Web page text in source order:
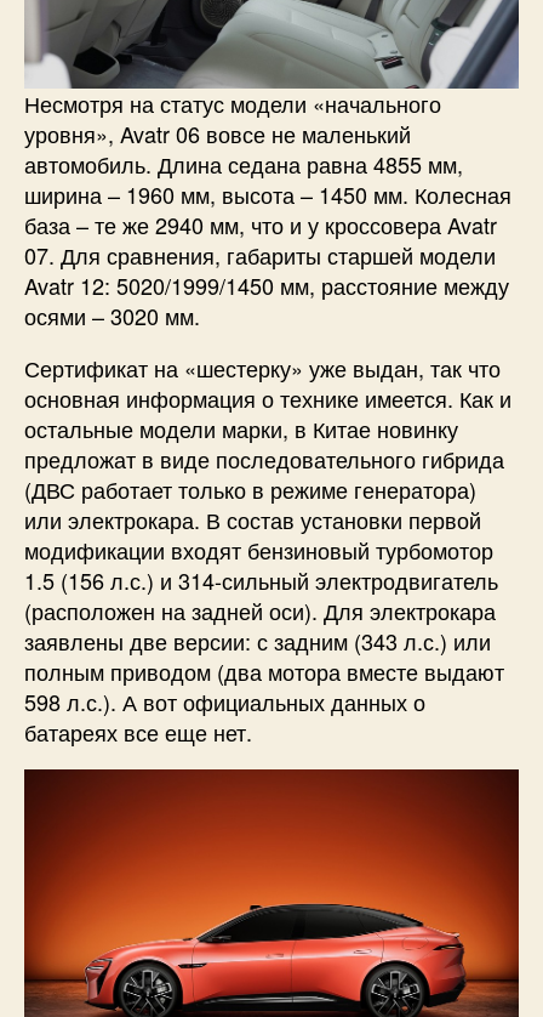
Несмотря на статус модели «начального
уровня», Avatr 06 вовсе не маленький
автомобиль. Длина седана равна 4855 мм,
ширина – 1960 мм, высота – 1450 мм. Колесная
база – те же 2940 мм, что и у кроссовера Avatr
07. Для сравнения, габариты старшей модели
Avatr 12: 5020/1999/1450 мм, расстояние между
осями – 3020 мм.
Сертификат на «шестерку» уже выдан, так что
основная информация о технике имеется. Как и
остальные модели марки, в Китае новинку
предложат в виде последовательного гибрида
(ДВС работает только в режиме генератора)
или электрокара. В состав установки первой
модификации входят бензиновый турбомотор
1.5 (156 л.с.) и 314-сильный электродвигатель
(расположен на задней оси). Для электрокара
заявлены две версии: с задним (343 л.с.) или
полным приводом (два мотора вместе выдают
598 л.с.). А вот официальных данных о
батареях все еще нет.